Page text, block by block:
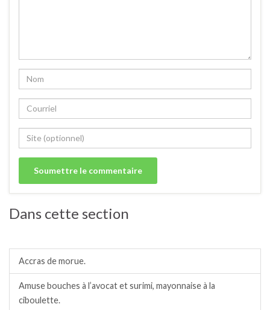
Dans cette section
Accras de morue.
Amuse bouches à l’avocat et surimi, mayonnaise à la
ciboulette.